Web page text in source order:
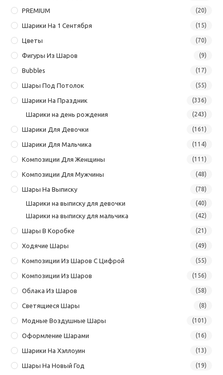
PREMIUM (20)
Шарики На 1 Сентября (15)
Цветы (70)
Фигуры Из Шаров (9)
Bubbles (17)
Шары Под Потолок (55)
Шарики На Праздник (336)
Шарики на день рождения (243)
Шарики Для Девочки (161)
Шарики Для Мальчика (114)
Композиции Для Женщины (111)
Композиции Для Мужчины (48)
Шары На Выписку (78)
Шарики на выписку для девочки (40)
Шарики на выписку для мальчика (42)
Шары В Коробке (21)
Ходячие Шары (49)
Композиции Из Шаров С Цифрой (55)
Композиции Из Шаров (156)
Облака Из Шаров (58)
Светящиеся Шары (8)
Модные Воздушные Шары (101)
Оформление Шарами (16)
Шарики На Хэллоуин (13)
Шары На Новый Год (19)